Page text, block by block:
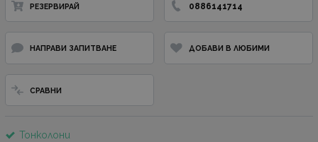
РЕЗЕРВИРАЙ 0886141714
НАПРАВИ ЗАПИТВАНЕ ДОБАВИ В ЛЮБИМИ
СРАВНИ
Тонколони